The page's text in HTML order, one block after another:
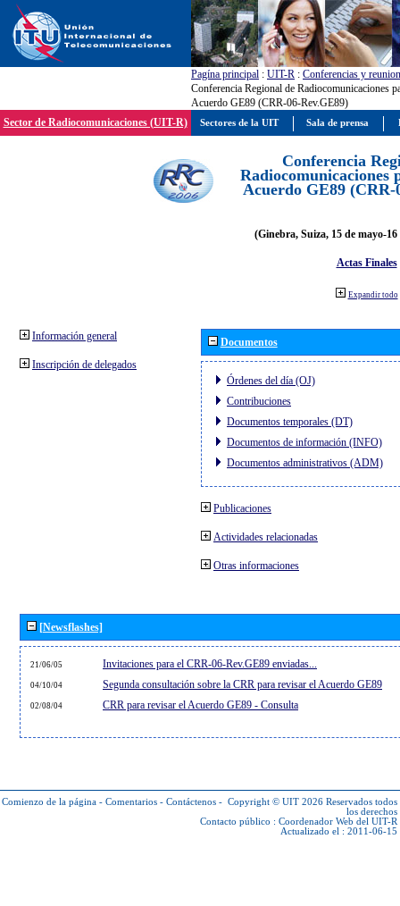
Pagína principal : UIT-R : Conferencias y
Conferencia Regional de Radiocomunicaciones
Acuerdo GE89 (CRR-06-Rev.GE89)
Sector de Radiocomunicaciones (UIT-R)
Conferencia
Radiocomunicaciones
Acuerdo GE89 (CRR-
(Ginebra, Suiza, 15 de mayo-
Actas Finales
Expandir todo
Información general
Inscripción de delegados
Documentos
Órdenes del día (OJ)
Contribuciones
Documentos temporales (DT)
Documentos de información (INFO)
Documentos administrativos (ADM)
Publicaciones
Actividades relacionadas
Otras informaciones
[Newsflashes]
21/06/05 Invitaciones para el CRR-06-Rev.GE89 enviadas...
04/10/04 Segunda consultación sobre la CRR para revisar el Acuerdo GE89
02/08/04 CRR para revisar el Acuerdo GE89 - Consulta
Comienzo de la página - Comentarios - Contáctenos - Copyright © UIT 2026 Reservados todos
los derechos
Contacto público : Coordenador Web del UIT-R
Actualizado el : 2011-06-15
Sectores de la UIT Sala de prensa